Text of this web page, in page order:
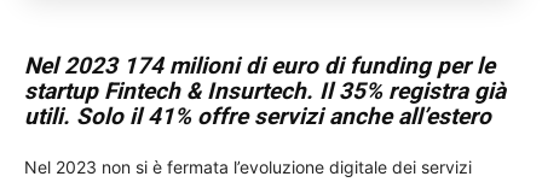
Nel 2023 174 milioni di euro di funding per le
startup Fintech & Insurtech. Il 35% registra già
utili. Solo il41% offre servizi anche all’estero
Nel 2023 non si è fermata l’evoluzione digitale dei servizi